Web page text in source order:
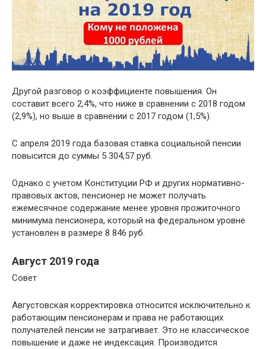
Другой разговор о коэффициенте повышения. Он
составит всего 2,4%, что ниже в сравнении с 2018 годом
(2,9%), но выше в сравнении с 2017 годом (1,5%).
С апреля 2019 года базовая ставка социальной пенсии
повысится до суммы 5 304,57 руб.
Однако с учетом Конституции РФ и других нормативно-
правовых актов, пенсионер не может получать
ежемесячное содержание менее уровня прожиточного
минимума пенсионера, который на федеральном уровне
установлен в размере 8 846 руб.
Август 2019 года
Совет
Августовская корректировка относится исключительно к
работающим пенсионерам и права не работающих
получателей пенсии не затрагивает. Это не классическое
повышение и даже не индексация. Производится